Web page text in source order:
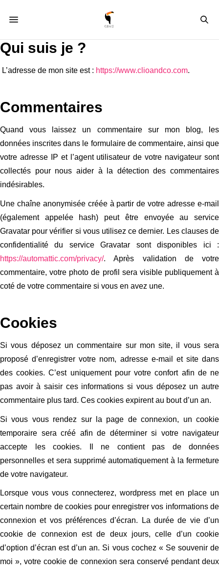
Qui suis je ?
L’adresse de mon site est : https://www.clioandco.com.
Commentaires
Quand vous laissez un commentaire sur mon blog, les
données inscrites dans le formulaire de commentaire, ainsi que
votre adresse IP et l’agent utilisateur de votre navigateur sont
collectés pour nous aider à la détection des commentaires
indésirables.
Une chaîne anonymisée créée à partir de votre adresse e-mail
(également appelée hash) peut être envoyée au service
Gravatar pour vérifier si vous utilisez ce dernier. Les clauses de
confidentialité du service Gravatar sont disponibles ici :
https://automattic.com/privacy/. Après validation de votre
commentaire, votre photo de profil sera visible publiquement à
coté de votre commentaire si vous en avez une.
Cookies
Si vous déposez un commentaire sur mon site, il vous sera
proposé d’enregistrer votre nom, adresse e-mail et site dans
des cookies. C’est uniquement pour votre confort afin de ne
pas avoir à saisir ces informations si vous déposez un autre
commentaire plus tard. Ces cookies expirent au bout d’un an.
Si vous vous rendez sur la page de connexion, un cookie
temporaire sera créé afin de déterminer si votre navigateur
accepte les cookies. Il ne contient pas de données
personnelles et sera supprimé automatiquement à la fermeture
de votre navigateur.
Lorsque vous vous connecterez, wordpress met en place un
certain nombre de cookies pour enregistrer vos informations de
connexion et vos préférences d’écran. La durée de vie d’un
cookie de connexion est de deux jours, celle d’un cookie
d’option d’écran est d’un an. Si vous cochez « Se souvenir de
moi », votre cookie de connexion sera conservé pendant deux